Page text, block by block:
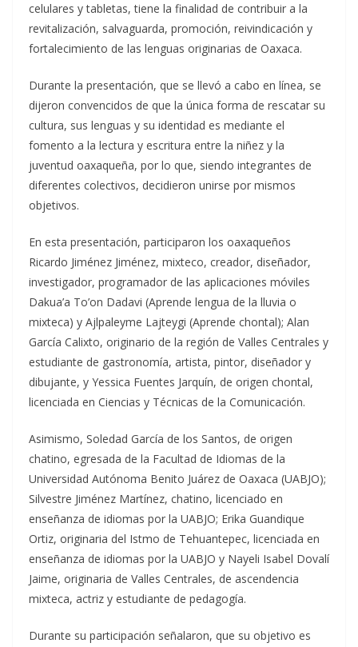
celulares y tabletas, tiene la finalidad de contribuir a la
revitalización, salvaguarda, promoción, reivindicación y
fortalecimiento de las lenguas originarias de Oaxaca.
Durante la presentación, que se llevó a cabo en línea, se
dijeron convencidos de que la única forma de rescatar su
cultura, sus lenguas y su identidad es mediante el
fomento a la lectura y escritura entre la niñez y la
juventud oaxaqueña, por lo que, siendo integrantes de
diferentes colectivos, decidieron unirse por mismos
objetivos.
En esta presentación, participaron los oaxaqueños
Ricardo Jiménez Jiménez, mixteco, creador, diseñador,
investigador, programador de las aplicaciones móviles
Dakua’a To’on Dadavi (Aprende lengua de la lluvia o
mixteca) y Ajlpaleyme Lajteygi (Aprende chontal); Alan
García Calixto, originario de la región de Valles Centrales y
estudiante de gastronomía, artista, pintor, diseñador y
dibujante, y Yessica Fuentes Jarquín, de origen chontal,
licenciada en Ciencias y Técnicas de la Comunicación.
Asimismo, Soledad García de los Santos, de origen
chatino, egresada de la Facultad de Idiomas de la
Universidad Autónoma Benito Juárez de Oaxaca (UABJO);
Silvestre Jiménez Martínez, chatino, licenciado en
enseñanza de idiomas por la UABJO; Erika Guandique
Ortiz, originaria del Istmo de Tehuantepec, licenciada en
enseñanza de idiomas por la UABJO y Nayeli Isabel Dovalí
Jaime, originaria de Valles Centrales, de ascendencia
mixteca, actriz y estudiante de pedagogía.
Durante su participación señalaron, que su objetivo es